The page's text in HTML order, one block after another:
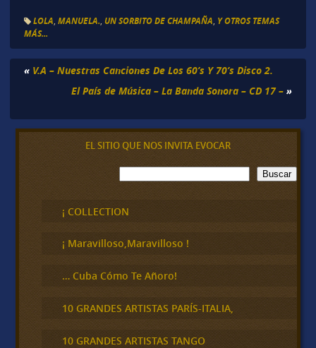
LOLA MANUELA. UN SORBITO DE CHAMPAÑA Y OTROS TEMAS
MÁS...
« V.A – Nuestras Canciones De Los 60’s Y 70’s Disco 2.
El País de Música – La Banda Sonora – CD 17 – »
EL SITIO QUE NOS INVITA EVOCAR
B
u
c
a
Buscar
¡ COLLECTION
¡ Maravilloso,Maravilloso !
… Cuba Cómo Te Añoro!
10 GRANDES ARTISTAS PARÍS-ITALIA,
10 GRANDES ARTISTAS TANGO